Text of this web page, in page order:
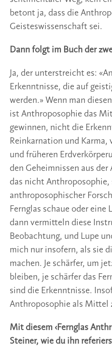
betont ja, dass die
Geisteswissenschaft sei.
Dann folgt im Buch der
Ja, der unterstreicht es:
Erkenntnisse, die auf
werden.» Wenn man
ist Anthroposophie das
gewinnen, nicht die
Reinkarnation und Karma,
und früheren
den Geheimnissen aus
das nicht Anthroposophie,
anthroposophischer
Fernglas schaue oder eine
dann vermitteln diese
Beobachtung, und Lupe
mich nur insofern, als sie
machen. Je schärfer, um
bleiben, je schärfer das
sind die Erkenntnisse.
Anthroposophie als Mittel
Mit diesem ‹Fernglas
Steiner, wie du ihn